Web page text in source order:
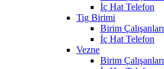
İç Hat Telefon
Tig Birimi
Birim Çalışanları
İç Hat Telefon
Vezne
Birim Çalışanları